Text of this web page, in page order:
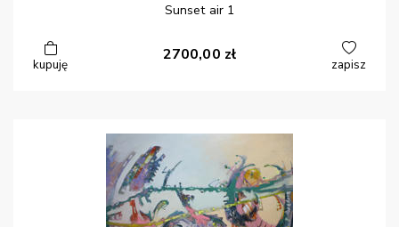
Sunset air 1
kupuję
2700,00 zł
zapisz